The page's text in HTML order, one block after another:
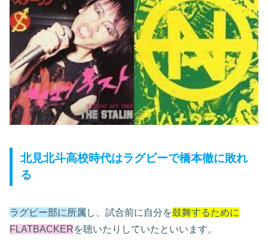
北見北斗高校時代はラグビーで橋本徹に敗れ
る
ラグビー部に所属 し、試合前に自分を鼓舞するために
FLATBACKERを聴いたりしていたといいます。